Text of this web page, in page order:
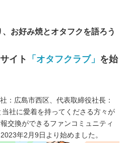
お好み焼とオタフクを語ろう
イト 「オタフクラブ」 を始
：広島市西区、代表取締役社長：
社に愛着を持ってくださる方々が
交換ができるファンコミュニティ
年2月9日より始めました。